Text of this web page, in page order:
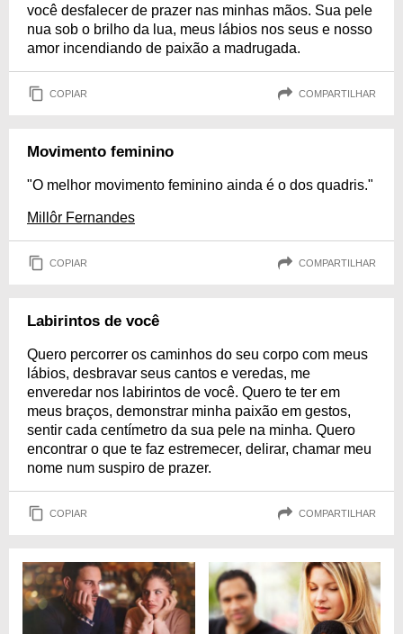
você desfalecer de prazer nas minhas mãos. Sua pele
nua sob o brilho da lua, meus lábios nos seus e nosso
amor incendiando de paixão a madrugada.
COPIAR COMPARTILHAR
Movimento feminino
"O melhor movimento feminino ainda é o dos quadris."
Millôr Fernandes
COPIAR COMPARTILHAR
Labirintos de você
Quero percorrer os caminhos do seu corpo com meus
lábios, desbravar seus cantos e veredas, me
enveredar nos labirintos de você. Quero te ter em
meus braços, demonstrar minha paixão em gestos,
sentir cada centímetro da sua pele na minha. Quero
encontrar o que te faz estremecer, delirar, chamar meu
nome num suspiro de prazer.
COPIAR COMPARTILHAR